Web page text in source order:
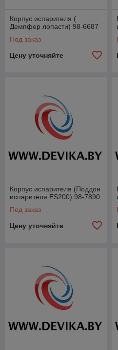
Корпус испарителя (
Демпфер лопасти) 98-6687
Под заказ
Цену уточняйте
Корпус испарителя (Поддон
испарителя ES200) 98-7890
Под заказ
Цену уточняйте